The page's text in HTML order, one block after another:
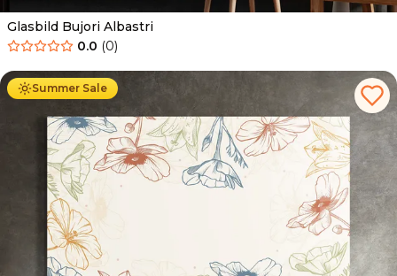
Glasbild Bujori Albastri
0.0 (0)
Summer Sale
Ab 69.90 € 44.90